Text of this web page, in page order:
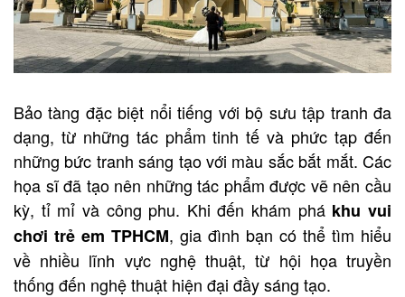
Bảo tàng đặc biệt nổi tiếng với bộ sưu tập tranh đa
dạng, từ những tác phẩm tinh tế và phức tạp đến
những bức tranh sáng tạo với màu sắc bắt mắt. Các
họa sĩ đã tạo nên những tác phẩm được vẽ nên cầu
kỳ, tỉ mỉ và công phu. Khi đến khám phá khu vui
chơi trẻ em TPHCM, gia đình bạn có thể tìm hiểu
về nhiều lĩnh vực nghệ thuật, từ hội họa truyền
thống đến nghệ thuật hiện đại đầy sáng tạo.